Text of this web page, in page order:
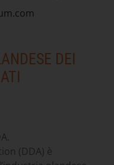
DEI
(DDA) è